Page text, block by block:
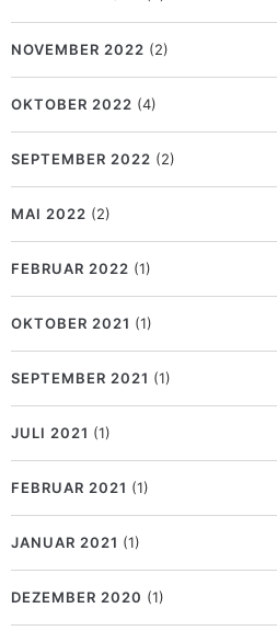
NOVEMBER 2022 (2)
OKTOBER 2022 (4)
SEPTEMBER 2022 (2)
MAI 2022 (2)
FEBRUAR 2022 (1)
OKTOBER 2021 (1)
SEPTEMBER 2021 (1)
JULI 2021 (1)
FEBRUAR 2021 (1)
JANUAR 2021 (1)
DEZEMBER 2020 (1)